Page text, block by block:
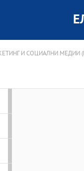
И СОЦИАЛНИ МЕДИИ